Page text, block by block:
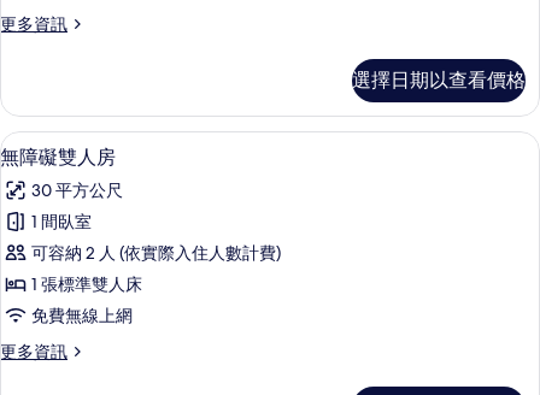
所
相
片
更多資訊
更
四
人
房
的
詳
情
選擇日期以查看價格
顯
示
無
障
礙
雙
房
無障礙雙人房 | 客房內保險箱、書桌
7
無障礙雙人房
30 平方公尺
1 間臥室
可容納 2 人 (依實際入住人數計費)
1 張標準雙人床
免費無線上網
更多資訊
更